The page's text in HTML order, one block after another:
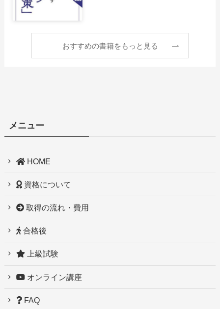
おすすめの書籍をもっと見る
メニュー
HOME
資格について
取得の流れ・費用
合格後
上級試験
オンライン講座
FAQ